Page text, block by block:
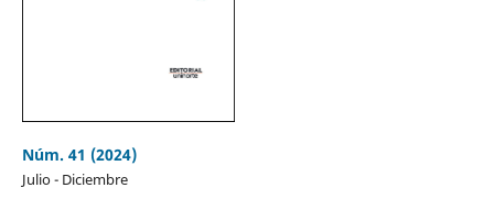
Núm. 41 (2024)
Julio - Diciembre